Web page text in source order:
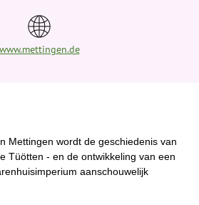
www.mettingen.de
Mettingen wordt de geschiedenis van
Tüötten - en de ontwikkeling van een
aanschouwelijk